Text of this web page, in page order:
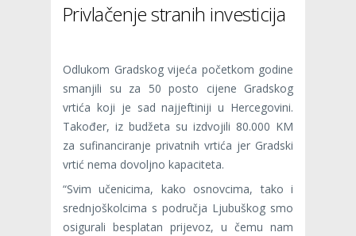
Privlačenje stranih investicija
Odlukom Gradskog vijeća početkom godine
smanjili su za 50 posto cijene Gradskog
vrtića koji je sad najjeftiniji u Hercegovini.
Također, iz budžeta su izdvojili 80.000 KM
za sufinanciranje privatnih vrtića jer Gradski
vrtić nema dovoljno kapaciteta.
“Svim učenicima, kako osnovcima, tako i
srednjoškolcima s područja Ljubuškog smo
osigurali besplatan prijevoz, u čemu nam